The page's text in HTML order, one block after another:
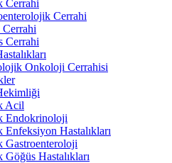
Cerrahi
Cerrahi
Cerrahi
Cerrahi
Onkoloji Cerrahisi
Acil
Endokrinoloji
Enfeksiyon Hastalıkları
Gastroenteroloji
Göğüs Hastalıkları